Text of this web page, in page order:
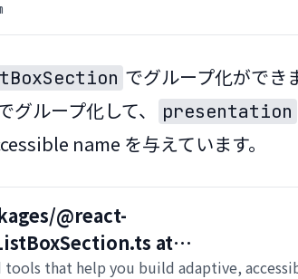
でグループ化ができ
グループ化して、 presentation
name を与えています。
@react-
at
·
that help you build adaptive,